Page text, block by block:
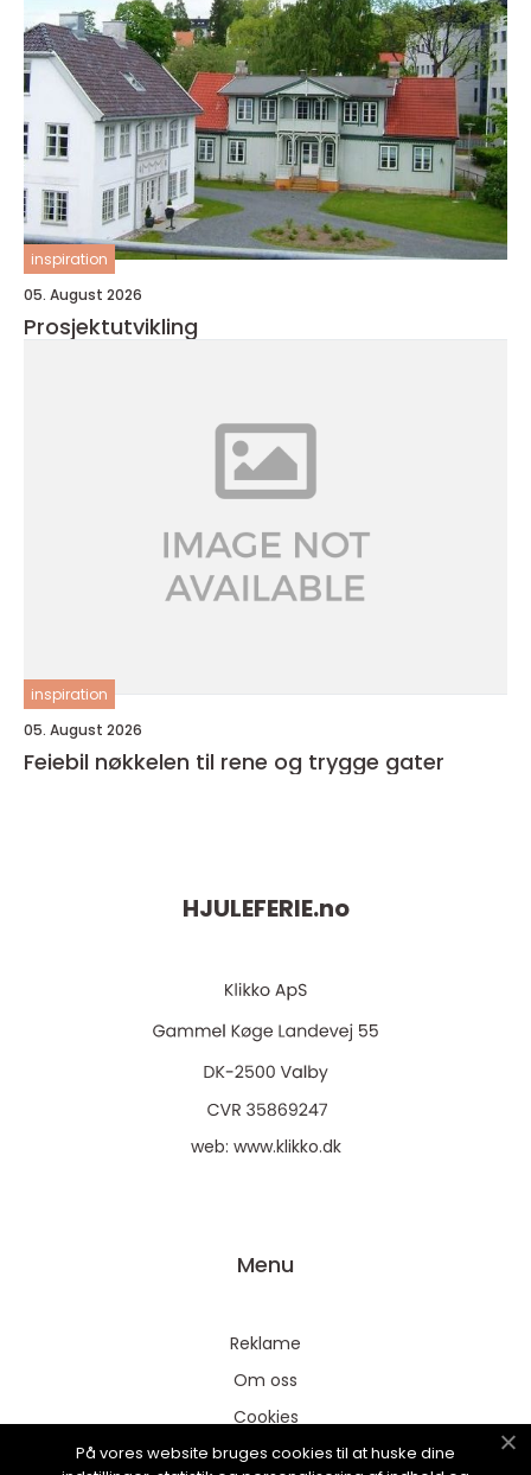
inspiration
05. August 2026
Prosjektutvikling
inspiration
05. August 2026
Feiebil nøkkelen til rene og trygge gater
HJULEFERIE.no
web: www.klikko.dk
Menu
Reklame
Om oss
Cookies
Kontakt Oss
På vores website bruges cookies til at huske dine